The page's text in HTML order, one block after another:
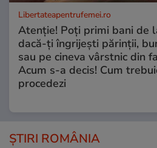
Libertateapentrufemei.ro
Atenție! Poți primi bani de
dacă-ți îngrijești părinții,
sau pe cineva vârstnic din
Acum s-a decis! Cum
procedezi
ȘTIRI ROMÂNIA